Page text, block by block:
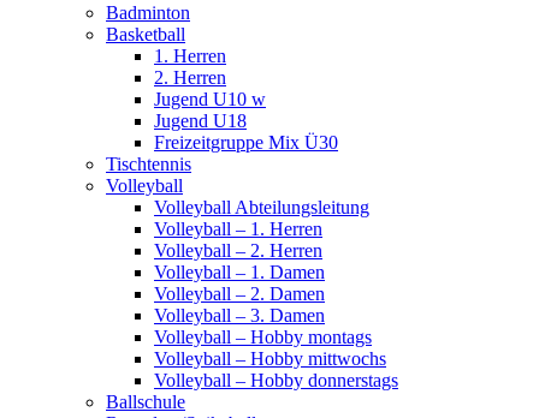
Badminton
Basketball
1. Herren
2. Herren
Jugend U10 w
Jugend U18
Freizeitgruppe Mix Ü30
Tischtennis
Volleyball
Volleyball Abteilungsleitung
Volleyball – 1. Herren
Volleyball – 2. Herren
Volleyball – 1. Damen
Volleyball – 2. Damen
Volleyball – 3. Damen
Volleyball – Hobby montags
Volleyball – Hobby mittwochs
Volleyball – Hobby donnerstags
Ballschule